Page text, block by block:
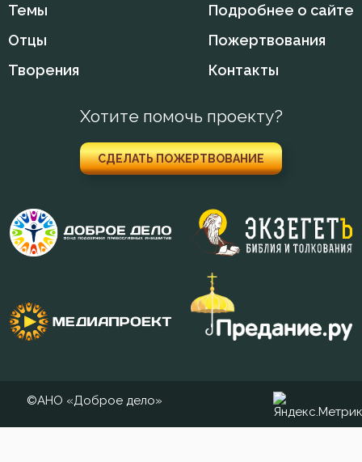
Темы
Отцы
Творения
Подробнее о сайте
Пожертвования
Контакты
Хотите помочь проекту?
СДЕЛАТЬ ПОЖЕРТВОВАНИЕ
©АНО «Доброе дело»